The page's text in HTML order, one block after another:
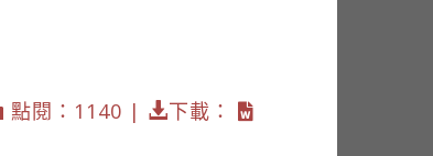
點閱：1140 | 下載：